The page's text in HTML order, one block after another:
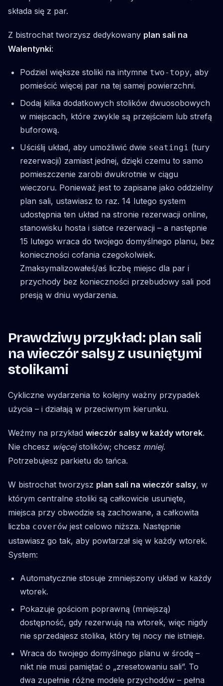
składa się z par.
Z bistrochat tworzysz dedykowany plan sali na
Walentynki:
Podziel większe stoliki na intymne two-topy, aby
pomieścić więcej par na tej samej powierzchni.
Dodaj kilka dodatkowych stolików dwuosobowych
w miejscach, które zwykle są przejściem lub strefą
buforową.
Uściślij układ, aby umożliwić dwie seatingi (tury
rezerwacji) zamiast jednej, dzięki czemu to samo
pomieszczenie zarobi dwukrotnie w ciągu
wieczoru. Ponieważ jest to zapisane jako oddzielny
plan sali, ustawiasz to raz. 14 lutego system
udostępnia ten układ na stronie rezerwacji online,
stanowisku hosta i siatce rezerwacji – a następnie
15 lutego wraca do twojego domyślnego planu, bez
konieczności cofania czegokolwiek.
Zmaksymalizowałeś/aś liczbę miejsc dla par i
przychody bez konieczności przebudowy sali pod
presją w dniu wydarzenia.
Prawdziwy przykład: plan sali
na wieczór salsy z usuniętymi
stolikami
Cykliczne wydarzenia to kolejny ważny przypadek
użycia – i działają w przeciwnym kierunku.
Weźmy na przykład wieczór salsy w każdy wtorek.
Nie chcesz więcejstolików; chcesz mniej.
Potrzebujesz parkietu do tańca.
W bistrochat tworzysz plan sali na wieczór salsy, w
którym centralne stoliki są całkowicie usunięte,
miejsca przy obwodzie są zachowane, a całkowita
liczba coverów jest celowo niższa. Następnie
ustawiasz go tak, aby powtarzał się w każdy wtorek.
System:
Automatycznie stosuje zmniejszony układ w każdy
wtorek.
Pokazuje gościom poprawną (mniejszą)
dostępność, gdy rezerwują na wtorek, więc nigdy
nie sprzedajesz stolika, który tej nocy nie istnieje.
Wraca do twojego domyślnego planu w środę –
nikt nie musi pamiętać o „zresetowaniu sali”. To
dwa zupełnie różne modele przychodów – pełna